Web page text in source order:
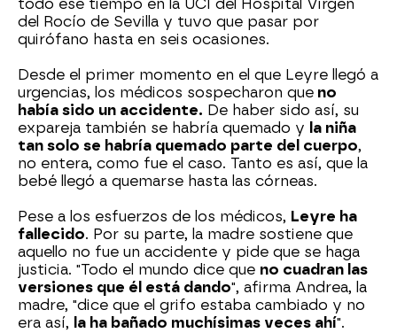
todo ese tiempo en la UCI del Hospital Virgen
del Rocío de Sevilla y tuvo que pasar por
quirófano hasta en seis ocasiones.
Desde el primer momento en el que Leyre llegó a
urgencias, los médicos sospecharon que no
había sido un accidente. De haber sido así, su
expareja también se habría quemado y la niña
tan solo se habría quemado parte del cuerpo,
no entera, como fue el caso. Tanto es así, que la
bebé llegó a quemarse hasta las córneas.
Pese a los esfuerzos de los médicos, Leyre ha
fallecido. Por su parte, la madre sostiene que
aquello no fue un accidente y pide que se haga
justicia. "Todo el mundo dice que no cuadran las
versiones que él está dando", afirma Andrea, la
madre, "dice que el grifo estaba cambiado y no
era así, la ha bañado muchísimas veces ahí".